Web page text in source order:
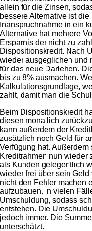
allein für die Zinsen,
bessere Alternative ist
Inanspruchnahme in ein
Alternative hat mehrere
Ersparnis der nicht zu
Dispositionskredit. Nach
wieder ausgeglichen und
für das neue Darlehen.
bis zu 8% ausmachen.
Kalkulationsgrundlage,
zahlt, damit man die
Beim Dispositionskredit
diesen monatlich
kann außerdem der
zusätzlich noch Geld für
Verfügung hat. Außerdem
Kreditrahmen nun wieder
als Kunden gelegentlich
wieder frei über sein
nicht den Fehler machen
aufzubauen. In vielen
Umschuldung, sodass
entstehen. Die
jedoch immer. Die
unterschätzt.